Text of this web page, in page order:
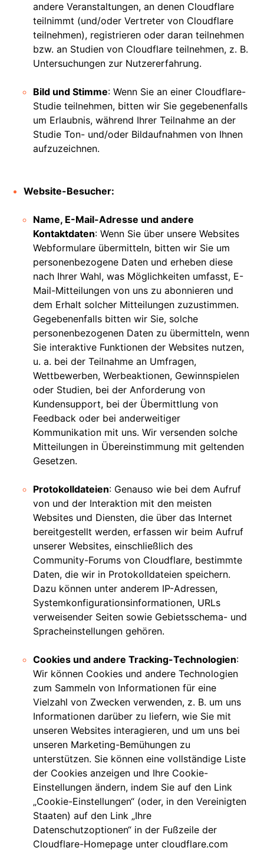
andere Veranstaltungen, an denen Cloudflare
teilnimmt (und/oder Vertreter von Cloudflare
teilnehmen), registrieren oder daran teilnehmen
bzw. an Studien von Cloudflare teilnehmen, z. B.
Untersuchungen zur Nutzererfahrung.
Bild und Stimme: Wenn Sie an einer Cloudflare-
Studie teilnehmen, bitten wir Sie gegebenenfalls
um Erlaubnis, während Ihrer Teilnahme an der
Studie Ton- und/oder Bildaufnahmen von Ihnen
aufzuzeichnen.
Website-Besucher:
Name, E-Mail-Adresse und andere
Kontaktdaten: Wenn Sie über unsere Websites
Webformulare übermitteln, bitten wir Sie um
personenbezogene Daten und erheben diese
nach Ihrer Wahl, was Möglichkeiten umfasst, E-
Mail-Mitteilungen von uns zu abonnieren und
dem Erhalt solcher Mitteilungen zuzustimmen.
Gegebenenfalls bitten wir Sie, solche
personenbezogenen Daten zu übermitteln, wenn
Sie interaktive Funktionen der Websites nutzen,
u. a. bei der Teilnahme an Umfragen,
Wettbewerben, Werbeaktionen, Gewinnspielen
oder Studien, bei der Anforderung von
Kundensupport, bei der Übermittlung von
Feedback oder bei anderweitiger
Kommunikation mit uns. Wir versenden solche
Mitteilungen in Übereinstimmung mit geltenden
Gesetzen.
Protokolldateien: Genauso wie bei dem Aufruf
von und der Interaktion mit den meisten
Websites und Diensten, die über das Internet
bereitgestellt werden, erfassen wir beim Aufruf
unserer Websites, einschließlich des
Community-Forums von Cloudflare, bestimmte
Daten, die wir in Protokolldateien speichern.
Dazu können unter anderem IP-Adressen,
Systemkonfigurationsinformationen, URLs
verweisender Seiten sowie Gebietsschema- und
Spracheinstellungen gehören.
Cookies und andere Tracking-Technologien:
Wir können Cookies und andere Technologien
zum Sammeln von Informationen für eine
Vielzahl von Zwecken verwenden, z. B. um uns
Informationen darüber zu liefern, wie Sie mit
unseren Websites interagieren, und um uns bei
unseren Marketing-Bemühungen zu
unterstützen. Sie können eine vollständige Liste
der Cookies anzeigen und Ihre Cookie-
Einstellungen ändern, indem Sie auf den Link
„Cookie-Einstellungen“ (oder, in den Vereinigten
Staaten) auf den Link „Ihre
Datenschutzoptionen“ in der Fußzeile der
Cloudflare-Homepage unter cloudflare.com